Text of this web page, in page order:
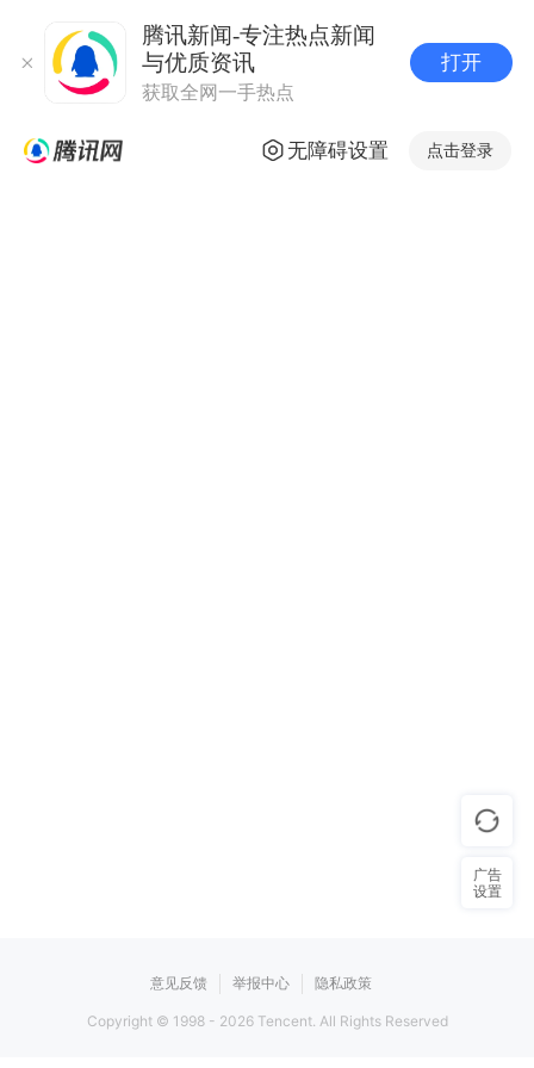
腾讯新闻-专注热点新闻
与优质资讯
获取全网一手热点
打开
无障碍设置 点击登录
意见反馈 举报中心 隐私政策
Copyright © 1998 - 2026Tencent. All Rights Reserved
广告
设置